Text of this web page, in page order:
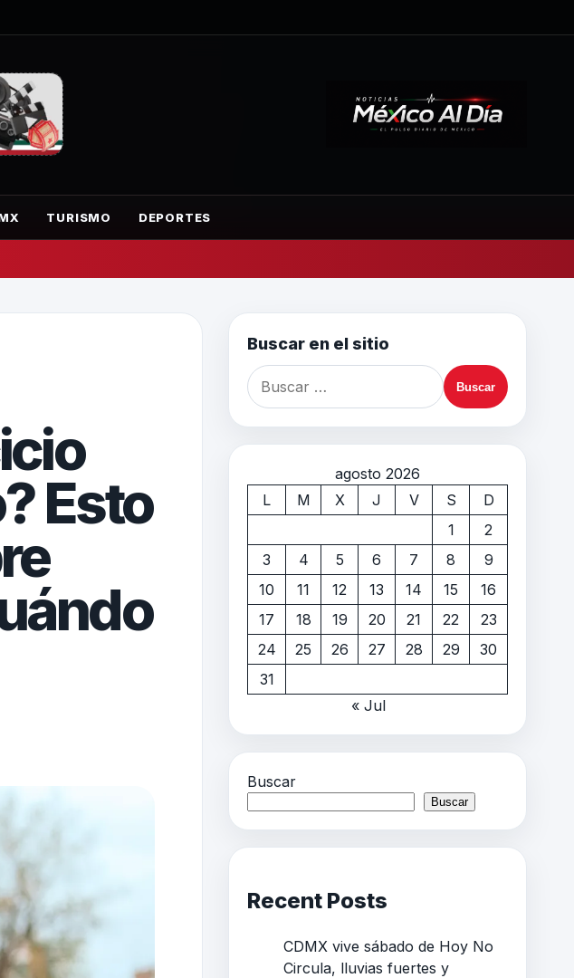
TURISMO DEPORTES
Esto
Buscar en el sitio
agosto 2026
L
M X J V S
D
1
2
3
4 5 6 7 8
9
10
11 12 13 14 15
16
17
18 19 20 21 22
23
24
25 26 27 28 29
30
31
« Jul
Buscar
Buscar
Recent Posts
CDMX vive sábado de Hoy No
Circula, lluvias fuertes y